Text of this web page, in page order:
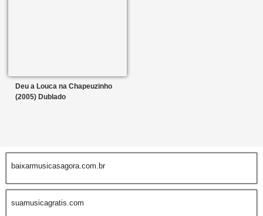
Deu a Louca na Chapeuzinho
(2005) Dublado
baixarmusicasagora.com.br
suamusicagratis.com